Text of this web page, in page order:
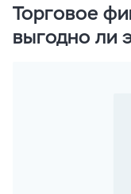
Торговое
выгодно ли